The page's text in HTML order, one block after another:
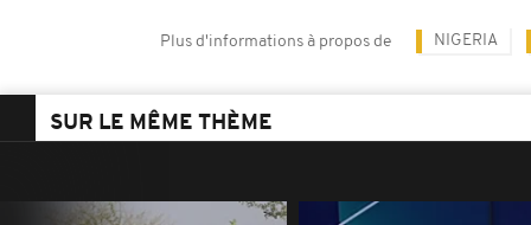
Plus d'informations à propos de NIGERIA
SUR LE MÊME THÈME